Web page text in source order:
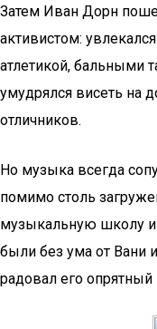
Затем Иван Дорн
активистом:
атлетикой, бальными
умудрялся висеть на
отличников.
Но музыка всегда
помимо столь
музыкальную школу и
были без ума от Вани
радовал его опрятный